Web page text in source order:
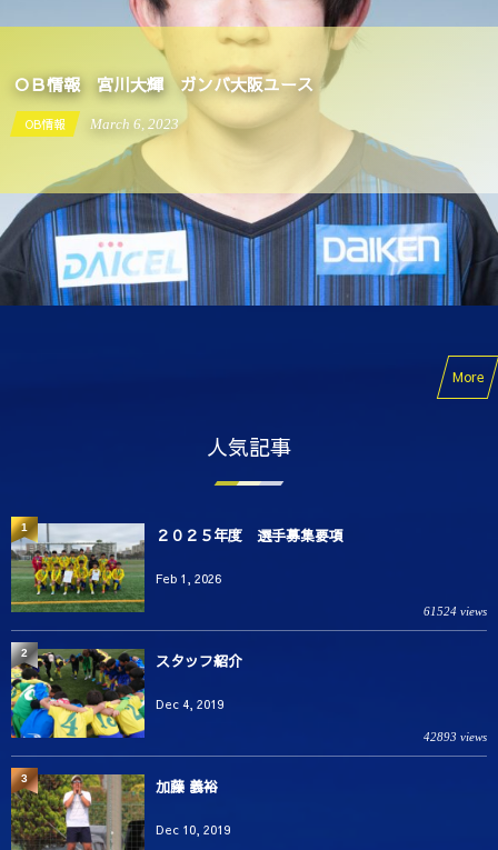
ＯＢ情報 宮川大輝 ガンバ大阪ユース
OB情報 March 6 2023
More
人気記事
２０２５年度 選手募集要項
Feb 1, 2026
61524 views
1
スタッフ紹介
Dec 4, 2019
42893 views
2
加藤 義裕
Dec 10, 2019
3